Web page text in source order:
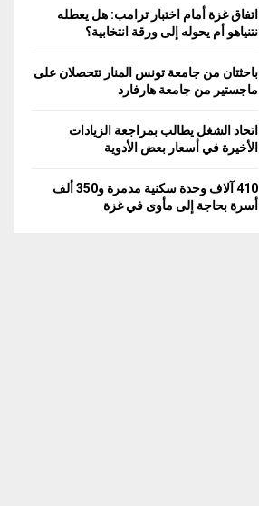
اتفاق غزة أمام اختبار ترامب: هل يعطله
نتنياهو أم يحوله إلى ورقة انتخابية؟
باحثتان من جامعة تونس المنار تتحصلان على
ماجستير من جامعة هارفارد
اتحاد الشغل يطالب بمراجعة الزيادات
الأخيرة في أسعار بعض الأدوية
410 آلاف وحدة سكنية مدمرة و350 ألف
أسرة بحاجة إلى مأوى في غزة